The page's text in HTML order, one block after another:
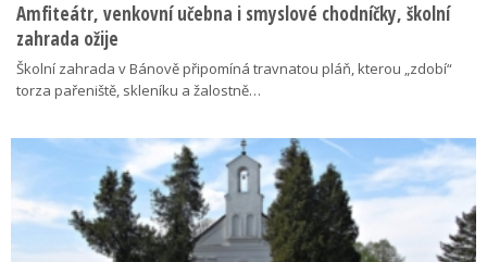
Amfiteátr, venkovní učebna i smyslové chodníčky, školní
zahrada ožije
Školní zahrada v Bánově připomíná travnatou pláň, kterou „zdobí“
torza pařeniště, skleníku a žalostně…